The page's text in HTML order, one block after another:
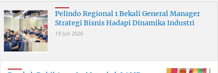
Pelindo Regional 1 Bekali General Manager
Strategi Bisnis Hadapi Dinamika Industri
19 Juli 2026